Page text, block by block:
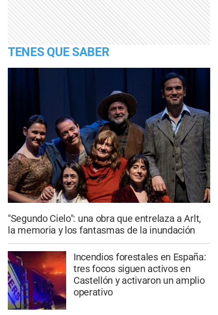
TENES QUE SABER
"Segundo Cielo": una obra que entrelaza a Arlt,
la memoria y los fantasmas de la inundación
Incendios forestales en España:
tres focos siguen activos en
Castellón y activaron un amplio
operativo